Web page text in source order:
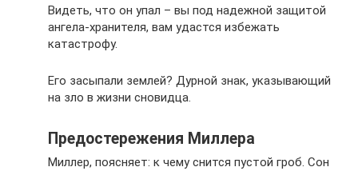
Видеть, что он упал – вы под надежной защитой
ангела-хранителя, вам удастся избежать
катастрофу.
Его засыпали землей? Дурной знак, указывающий
на зло в жизни сновидца.
Предостережения Миллера
Миллер, поясняет: к чему снится пустой гроб. Сон